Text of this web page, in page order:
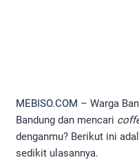
MEBISO.COM – Warga
Bandung dan mencari
denganmu? Berikut ini
sedikit ulasannya.